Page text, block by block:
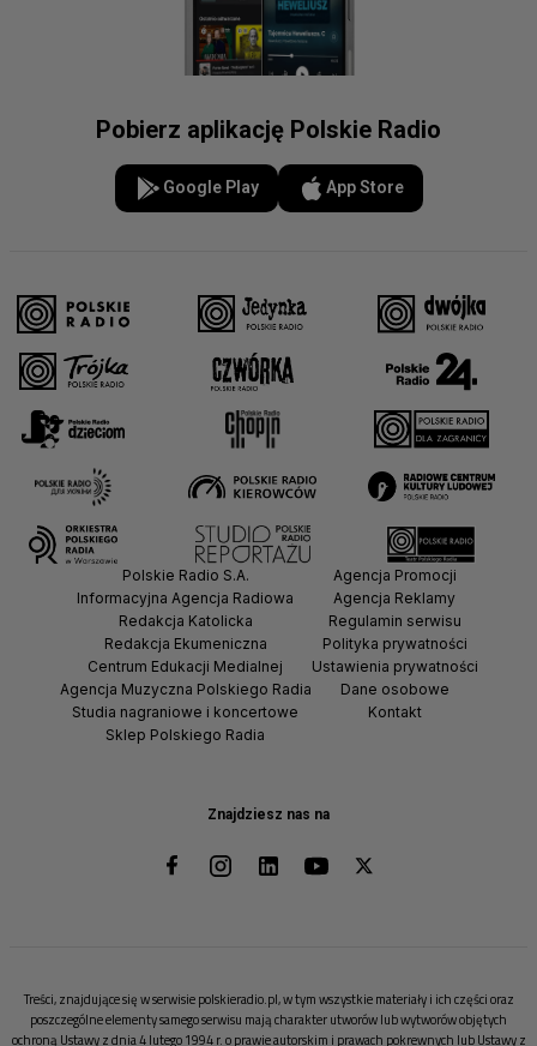
Pobierz aplikację Polskie Radio
Google Play App Store
Znajdziesz nas na
Polskie Radio S.A.
Informacyjna Agencja Radiowa
Redakcja Katolicka
Redakcja Ekumeniczna
Centrum Edukacji Medialnej
Agencja Muzyczna Polskiego Radia
Studia nagraniowe i koncertowe
Sklep Polskiego Radia
Agencja Promocji
Agencja Reklamy
Regulamin serwisu
Polityka prywatności
Ustawienia prywatności
Dane osobowe
Kontakt
Treści, znajdujące się w serwisie polskieradio.pl, w tym wszystkie materiały i ich części oraz
poszczególne elementy samego serwisu mają charakter utworów lub wytworów objętych
ochroną Ustawy z dnia 4 lutego 1994 r. o prawie autorskim i prawach pokrewnych lub Ustawy z